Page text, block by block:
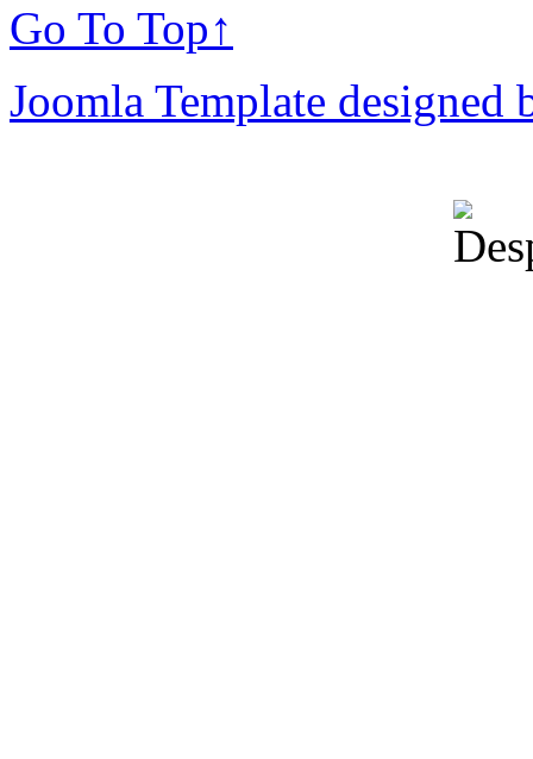
Go To Top↑
Joomla Template designed